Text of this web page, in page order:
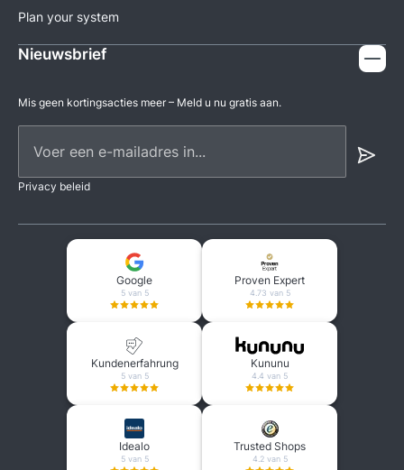
Plan your system
Nieuwsbrief
Mis geen kortingsacties meer – Meld u nu gratis aan.
Privacy beleid
Google
5 van 5
Proven Expert
4.73 van 5
Kundenerfahrung
5 van 5
Kununu
4.4 van 5
Idealo
5 van 5
Trusted Shops
4.2 van 5